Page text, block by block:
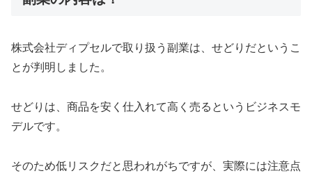
株式会社ディプセルで取り扱う副業は、せどりだというこ
とが判明しました。
せどりは、商品を安く仕入れて高く売るというビジネスモ
デルです。
そのため低リスクだと思われがちですが、実際には注意点